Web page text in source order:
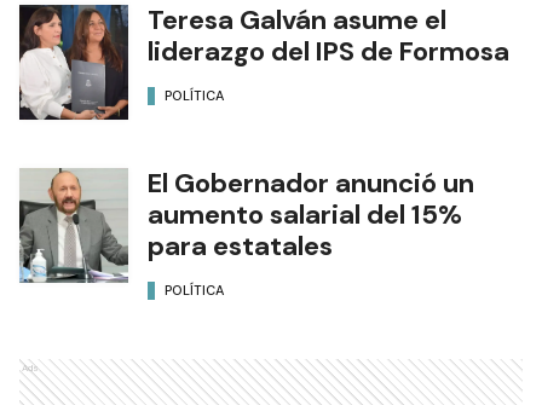
Teresa Galván asume el
liderazgo del IPS de Formosa
POLÍTICA
El Gobernador anunció un
aumento salarial del 15%
para estatales
POLÍTICA
Ads